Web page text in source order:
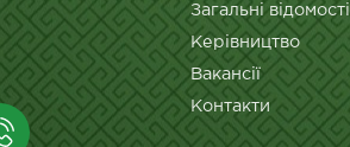
Загальні відомості
Керівництво
Вакансії
Контакти